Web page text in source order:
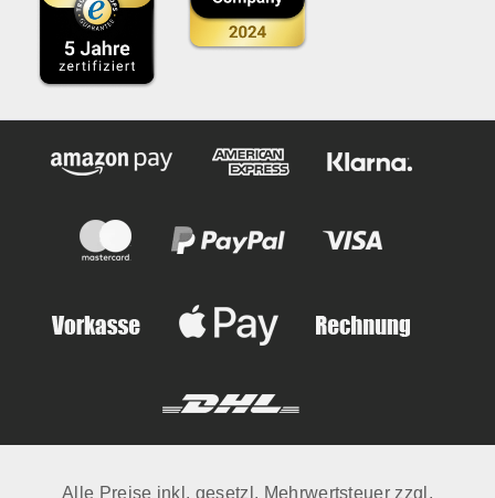
Alle Preise inkl. gesetzl. Mehrwertsteuer zzgl.